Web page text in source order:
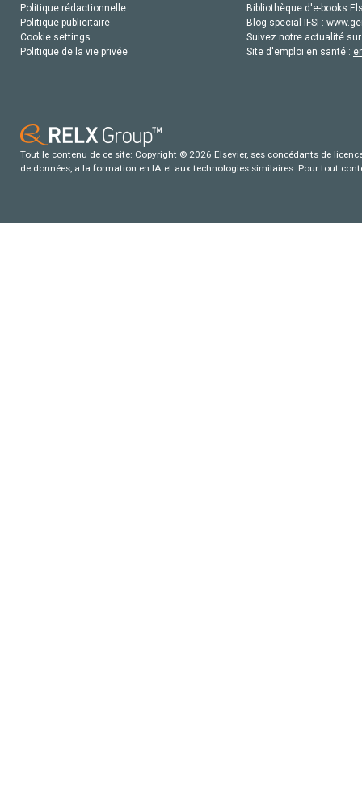
Politique rédactionnelle
Politique publicitaire
Cookie settings
Politique de la vie privée
Bibliothèque d'e-books
Blog special IFSI :
Suivez notre actualité
Site d'emploi en santé :
Tout le contenu de ce site: Copyright © 2026 Elsevier, ses concédants de
de données, a la formation en IA et aux technologies similaires. Pour tout